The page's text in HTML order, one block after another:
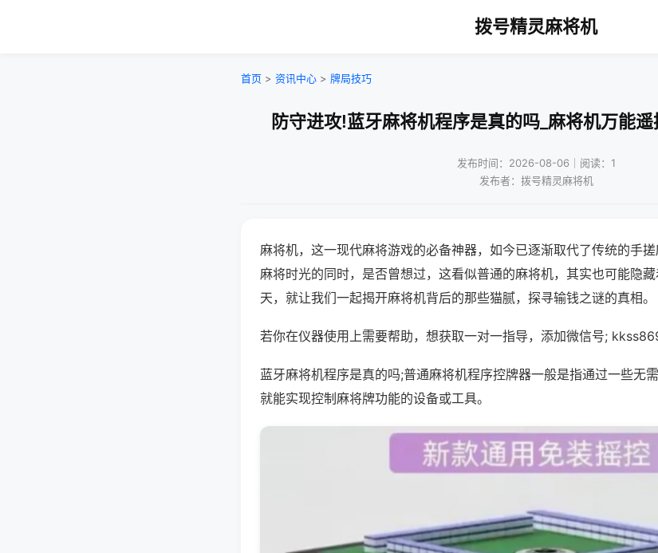
拨号精灵麻将机
首页 > 资讯中心 > 牌局技巧
防守进攻!蓝牙麻将机程序是真的吗_麻将机万能
发布时间：2026-08-06｜阅读：1
发布者：拨号精灵麻将机
麻将机，这一现代麻将游戏的必备神器，如今已逐渐取代了传统的手
麻将时光的同时，是否曾想过，这看似普通的麻将机，其实也可能隐
天，就让我们一起揭开麻将机背后的那些猫腻，探寻输钱之谜的真相。
若你在仪器使用上需要帮助，想获取一对一指导，添加微信号;
蓝牙麻将机程序是真的吗;普通麻将机程序控牌器一般是指通过一些无
就能实现控制麻将牌功能的设备或工具。